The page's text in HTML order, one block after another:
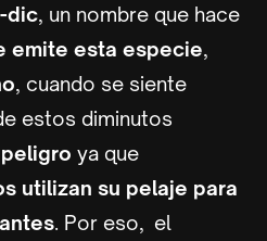
dic, un nombre que hace
emite esta especie,
, cuando se siente
estos diminutos
ya que
utilizan su pelaje para
. Por eso, el